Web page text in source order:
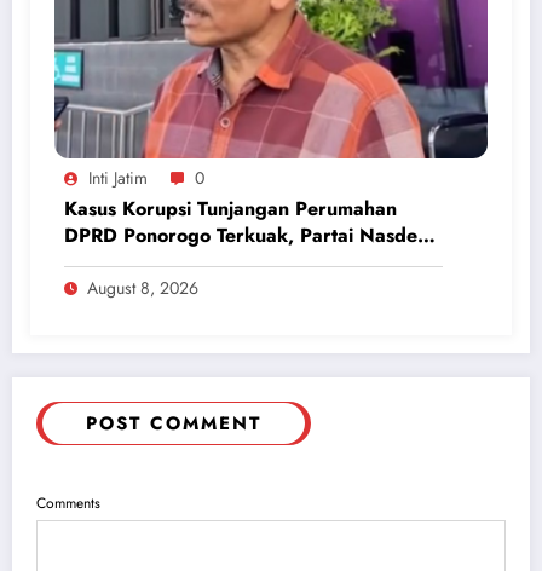
Inti Jatim 0
Kasus Korupsi Tunjangan Perumahan
DPRD Ponorogo Terkuak, Partai Nasdem
Inisiatif Kembalikan Uang Rp 748 Juta
August 8, 2026
POST COMMENT
Comments